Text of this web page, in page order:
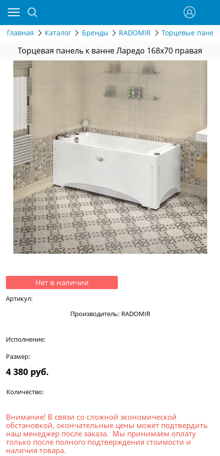
Главная Каталог Бренды RADOMIR Торцевые
Торцевая панель к ванне Ларедо 168х70 правая
Нет в наличии
Артикул:
Производитель: RADOMIR
Исполнение:
Размер:
4 380 руб.
Количество:
Внимание! В связи со сложной экономической
обстановкой, окончательные цены может подтвердить
наш менеджер после заказа. Мы принимаем оплату
только после полного подтверждения стоимости и
наличия товара.